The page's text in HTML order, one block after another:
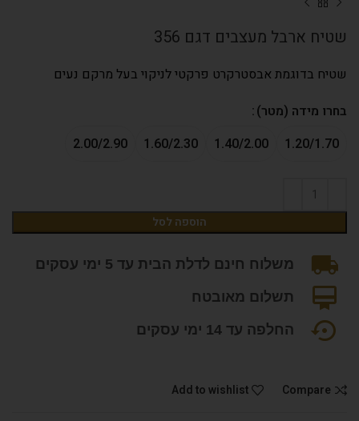
שטיח ארבל מעצבים דגם 356
שטיח בדוגמת אבסטרקרט פרקטי לניקוי בעל מרקם נעים
בחרו מידה (מטר)
1.20/1.70
1.40/2.00
1.60/2.30
2.00/2.90
הוספה לסל
משלוח חינם לדלת הבית עד 5 ימי עסקים
תשלום מאובטח
החלפה עד 14 ימי עסקים
Compare
Add to wishlist